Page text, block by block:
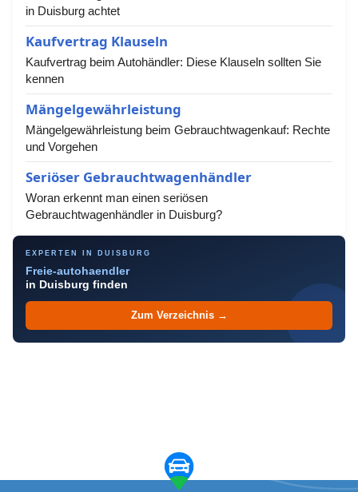
in Duisburg achtet
Kaufvertrag Klauseln
Kaufvertrag beim Autohändler: Diese Klauseln sollten Sie
kennen
Mängelgewährleistung
Mängelgewährleistung beim Gebrauchtwagenkauf: Rechte
und Vorgehen
Seriöser Gebrauchtwagenhändler
Woran erkennt man einen seriösen
Gebrauchtwagenhändler in Duisburg?
EXPERTEN IN DUISBURG
Freie-autohaendler
in Duisburg finden
Zum Verzeichnis →